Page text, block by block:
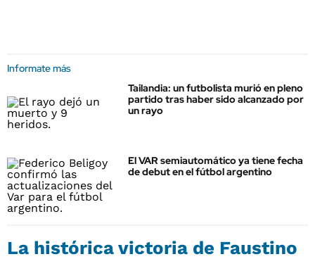
Informate más
Tailandia: un futbolista murió en pleno
partido tras haber sido alcanzado por
un rayo
El VAR semiautomático ya tiene fecha
de debut en el fútbol argentino
La histórica victoria de Faustino